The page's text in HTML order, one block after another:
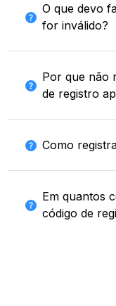
O que devo
for inválido?
Por que não
de registro
Como
Em quantos
código de